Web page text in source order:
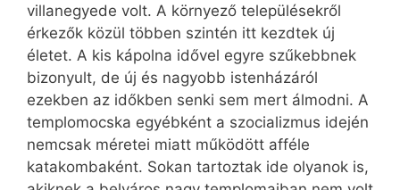
villanegyede volt. A környező településekről
érkezők közül többen szintén itt kezdtek új
életet. A kis kápolna idővel egyre szűkebbnek
bizonyult, de új és nagyobb istenházáról
ezekben az időkben senki sem mert álmodni. A
templomocska egyébként a szocializmus idején
nemcsak méretei miatt működött afféle
katakombaként. Sokan tartoztak ide olyanok is,